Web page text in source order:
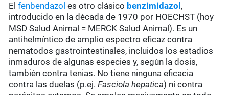
Elfenbendazol es otro clásico benzimidazol ,
introducido en la década de 1970 por HOECHST (hoy
MSD Salud Animal = MERCK Salud Animal). Es un
antihelmíntico de amplio espectro eficaz contra
nematodos gastrointestinales, incluidos los estadios
inmaduros de algunas especies y, según la dosis,
también contra tenias. No tiene ninguna eficacia
contra las duelas (p.ej.Fasciola hepatica) ni contra